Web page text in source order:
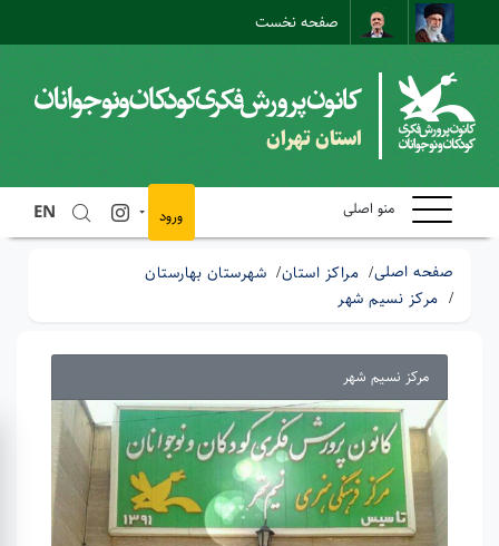
صفحه نخست
نقشه سایت
ارتباط مستقیم
استان تهران
منو اصلی EN ورود
صفحه اصلی مراکز استان
شهرستان بهارستان
مرکز نسیم شهر
مرکز نسیم شهر